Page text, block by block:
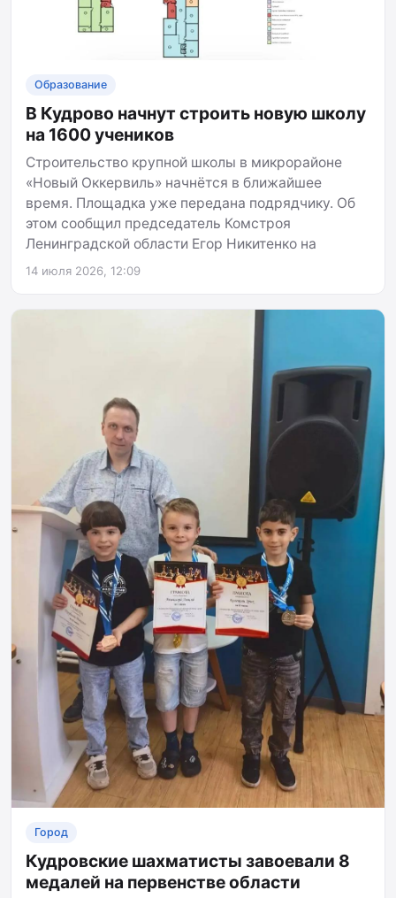
Образование
В Кудрово начнут строить новую школу
на 1600 учеников
Строительство крупной школы в микрорайоне
«Новый Оккервиль» начнётся в ближайшее
время. Площадка уже передана подрядчику. Об
этом сообщил председатель Комстроя
Ленинградской области Егор Никитенко на
14 июля 2026, 12:09
Город
Кудровские шахматисты завоевали 8
медалей на первенстве области